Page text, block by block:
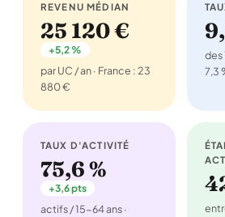
REVENU MÉDIAN
25 120 €
+5,2 %
par UC / an · France : 23
880 €
des
7,3
TAUX D'ACTIVITÉ
75,6 %
+3,6 pts
actifs / 15-64 ans ·